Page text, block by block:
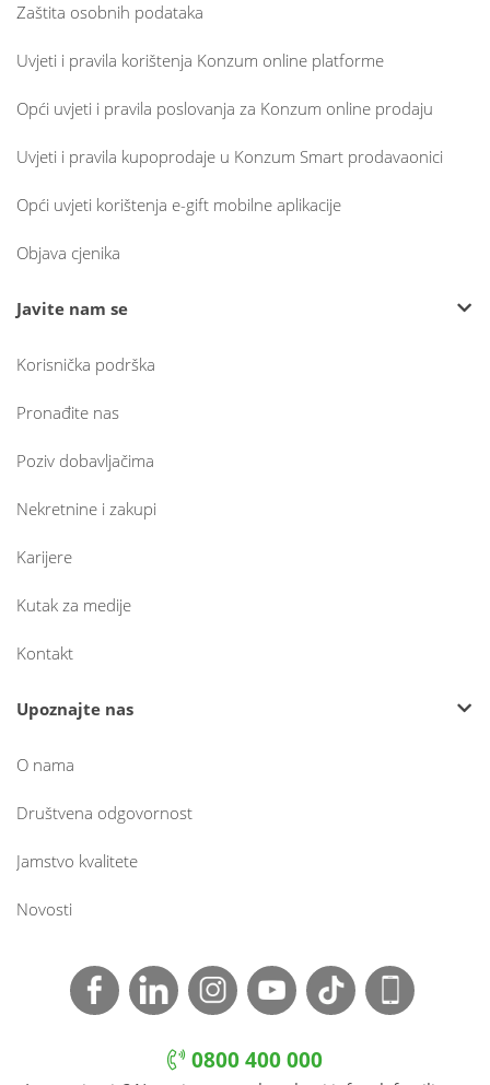
Zaštita osobnih podataka
Uvjeti i pravila korištenja Konzum online platforme
Opći uvjeti i pravila poslovanja za Konzum online prodaju
Uvjeti i pravila kupoprodaje u Konzum Smart prodavaonici
Opći uvjeti korištenja e-gift mobilne aplikacije
Objava cjenika
Javite nam se
Korisnička podrška
Pronađite nas
Poziv dobavljačima
Nekretnine i zakupi
Karijere
Kutak za medije
Kontakt
Upoznajte nas
O nama
Društvena odgovornost
Jamstvo kvalitete
Novosti
0800 400 000